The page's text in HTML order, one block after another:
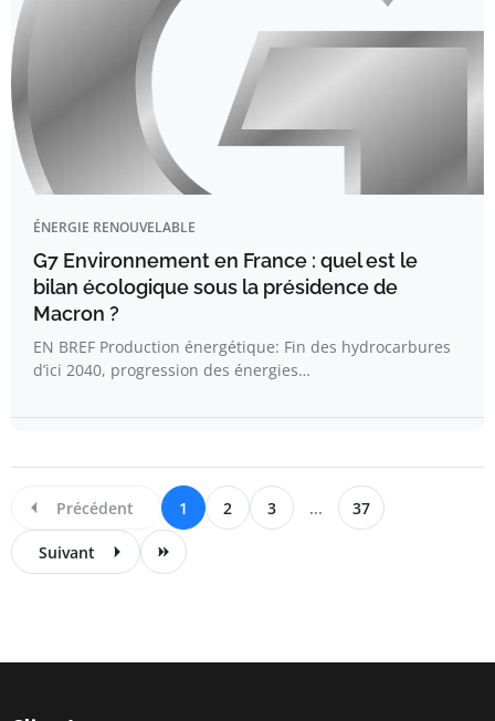
ÉNERGIE RENOUVELABLE
G7 Environnement en France : quel est le
bilan écologique sous la présidence de
Macron ?
EN BREF Production énergétique: Fin des hydrocarbures
d’ici 2040, progression des énergies…
Précédent 1 2 3 ... 37
Suivant